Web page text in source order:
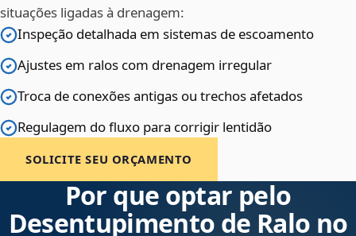
situações ligadas à drenagem:
Inspeção detalhada em sistemas de escoamento
Ajustes em ralos com drenagem irregular
Troca de conexões antigas ou trechos afetados
Regulagem do fluxo para corrigir lentidão
SOLICITE SEU ORÇAMENTO
Por que optar pelo
Desentupimento de Ralo no